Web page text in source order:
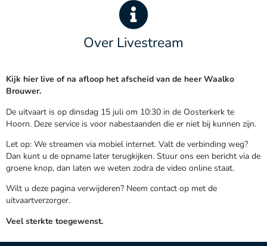
Over Livestream
Kijk hier live of na afloop het afscheid van de heer Waalko
Brouwer.
De uitvaart is op dinsdag 15 juli om 10:30 in de Oosterkerk te
Hoorn. Deze service is voor nabestaanden die er niet bij kunnen zijn.
Let op: We streamen via mobiel internet. Valt de verbinding weg?
Dan kunt u de opname later terugkijken. Stuur ons een bericht via de
groene knop, dan laten we weten zodra de video online staat.
Wilt u deze pagina verwijderen? Neem contact op met de
uitvaartverzorger.
Veel sterkte toegewenst.